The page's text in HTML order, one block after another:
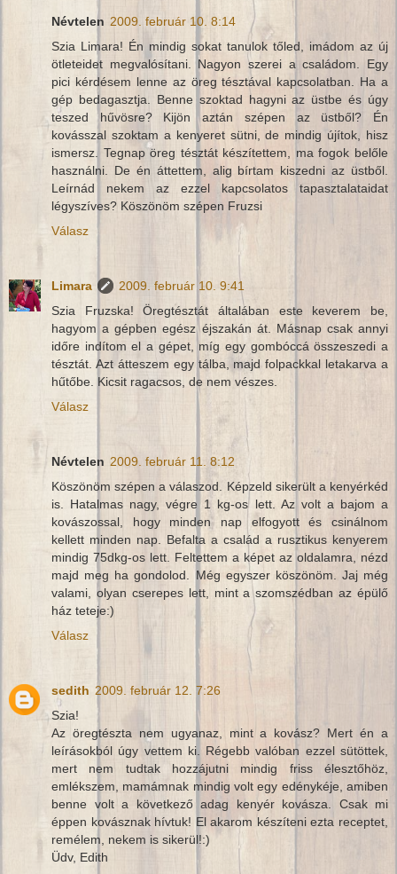
Névtelen 2009. február 10. 8:14
Szia Limara! Én mindig sokat tanulok tőled, imádom az új
ötleteidet megvalósítani. Nagyon szerei a családom. Egy
pici kérdésem lenne az öreg tésztával kapcsolatban. Ha a
gép bedagasztja. Benne szoktad hagyni az üstbe és úgy
teszed hűvösre? Kijön aztán szépen az üstből? Én
kovásszal szoktam a kenyeret sütni, de mindig újítok, hisz
ismersz. Tegnap öreg tésztát készítettem, ma fogok belőle
használni. De én áttettem, alig bírtam kiszedni az üstből.
Leírnád nekem az ezzel kapcsolatos tapasztalataidat
légyszíves? Köszönöm szépen Fruzsi
Válasz
Limara
2009. február 10. 9:41
Szia Fruzska! Öregtésztát általában este keverem be,
hagyom a gépben egész éjszakán át. Másnap csak annyi
időre indítom el a gépet, míg egy gombóccá összeszedi a
tésztát. Azt átteszem egy tálba, majd folpackkal letakarva a
hűtőbe. Kicsit ragacsos, de nem vészes.
Válasz
Névtelen 2009. február 11. 8:12
Köszönöm szépen a válaszod. Képzeld sikerült a kenyérkéd
is. Hatalmas nagy, végre 1 kg-os lett. Az volt a bajom a
kovászossal, hogy minden nap elfogyott és csinálnom
kellett minden nap. Befalta a család a rusztikus kenyerem
mindig 75dkg-os lett. Feltettem a képet az oldalamra, nézd
majd meg ha gondolod. Még egyszer köszönöm. Jaj még
valami, olyan cserepes lett, mint a szomszédban az épülő
ház teteje:)
Válasz
sedith 2009. február 12. 7:26
Szia!
Az öregtészta nem ugyanaz, mint a kovász? Mert én a
leírásokból úgy vettem ki. Régebb valóban ezzel sütöttek,
mert nem tudtak hozzájutni mindig friss élesztőhöz,
emlékszem, mamámnak mindig volt egy edénykéje, amiben
benne volt a következő adag kenyér kovásza. Csak mi
éppen kovásznak hívtuk! El akarom készíteni ezta receptet,
remélem, nekem is sikerül!:)
Üdv, Edith